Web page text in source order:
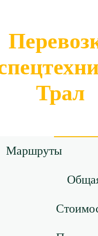
Трал
Маршруты